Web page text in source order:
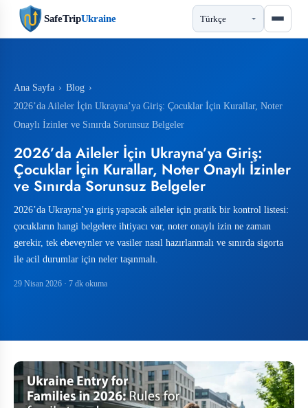
SafeTripUkraine
Ana Sayfa › Blog ›
2026’da Aileler İçin Ukrayna’ya Giriş: Çocuklar İçin Kurallar, Noter
Onaylı İzinler ve Sınırda Sorunsuz Belgeler
2026’da Aileler İçin Ukrayna’ya Giriş:
Çocuklar İçin Kurallar, Noter Onaylı İzinler
ve Sınırda Sorunsuz Belgeler
2026’da Ukrayna’ya giriş yapacak aileler için pratik bir kontrol listesi:
çocukların hangi belgelere ihtiyacı var, noter onaylı izin ne zaman
gerekir, tek ebeveynler ve vasiler nasıl hazırlanmalı ve sınırda sigorta
ile acil durumlar için neler taşınmalı.
29 Nisan 2026 · 7 dk okuma